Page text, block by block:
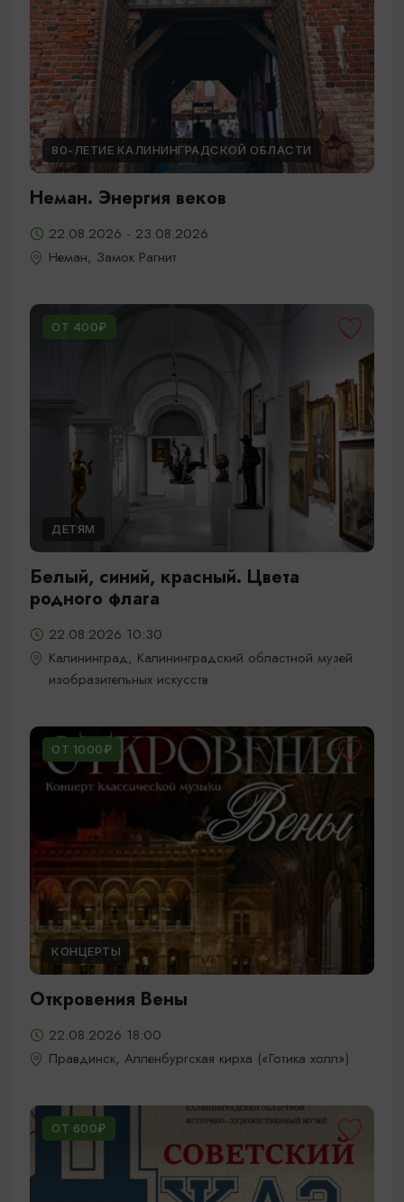
80-ЛЕТИЕ КАЛИНИНГРАДСКОЙ ОБЛАСТИ
Неман. Энергия веков
22.08.2026 - 23.08.2026
Неман, Замок Рагнит
ОТ 400₽
ДЕТЯМ
Белый, синий, красный. Цвета
родного флага
22.08.2026 10:30
Калининград, Калининградский областной музей
изобразительных искусств
ОТ 1000₽
КОНЦЕРТЫ
Откровения Вены
22.08.2026 18:00
Правдинск, Алленбургская кирха («Готика холл»)
ОТ 600₽